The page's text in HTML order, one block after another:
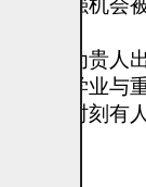
杂煞，为贵人
财运、学业与
、关键时刻有